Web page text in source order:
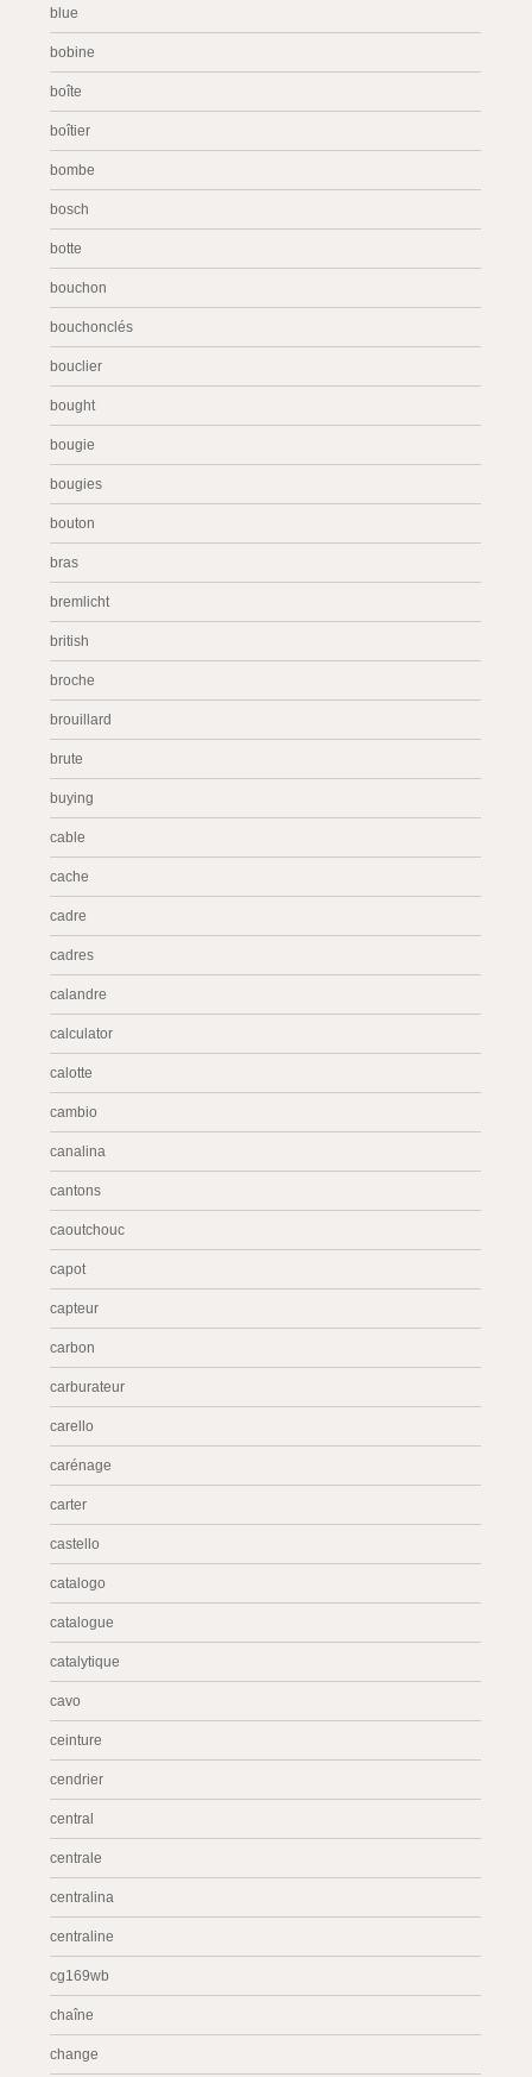
blue
bobine
boîte
boîtier
bombe
bosch
botte
bouchon
bouchonclés
bouclier
bought
bougie
bougies
bouton
bras
bremlicht
british
broche
brouillard
brute
buying
cable
cache
cadre
cadres
calandre
calculator
calotte
cambio
canalina
cantons
caoutchouc
capot
capteur
carbon
carburateur
carello
carénage
carter
castello
catalogo
catalogue
catalytique
cavo
ceinture
cendrier
central
centrale
centralina
centraline
cg169wb
chaîne
change